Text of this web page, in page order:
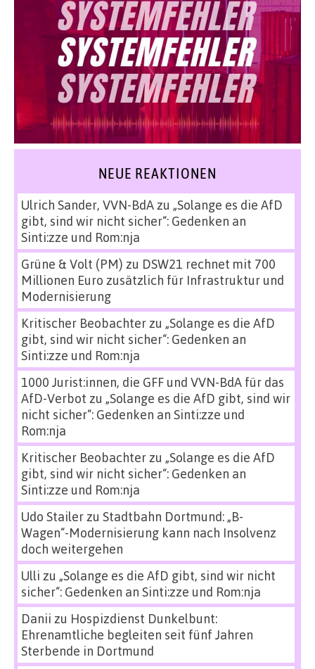
NEUE REAKTIONEN
Ulrich Sander, VVN-BdAzu „Solange es die AfD
gibt, sind wir nicht sicher“: Gedenken an
Sinti:zze und Rom:nja
Grüne & Volt (PM) zu DSW21 rechnet mit 700
Millionen Euro zusätzlich für Infrastruktur und
Modernisierung
Kritischer Beobachterzu „Solange es die AfD
gibt, sind wir nicht sicher“: Gedenken an
Sinti:zze und Rom:nja
1000 Jurist:innen, die GFF und VVN-BdA für das
AfD-Verbot zu „Solange es die AfD gibt, sind wir
nicht sicher“: Gedenken an Sinti:zze und
Rom:nja
Kritischer Beobachterzu „Solange es die AfD
gibt, sind wir nicht sicher“: Gedenken an
Sinti:zze und Rom:nja
Udo Stailerzu Stadtbahn Dortmund: „B-
Wagen“-Modernisierung kann nach Insolvenz
doch weitergehen
Ulli zu „Solange es die AfD gibt, sind wir nicht
sicher“: Gedenken an Sinti:zze und Rom:nja
Danii zu Hospizdienst Dunkelbunt:
Ehrenamtliche begleiten seit fünf Jahren
Sterbende in Dortmund